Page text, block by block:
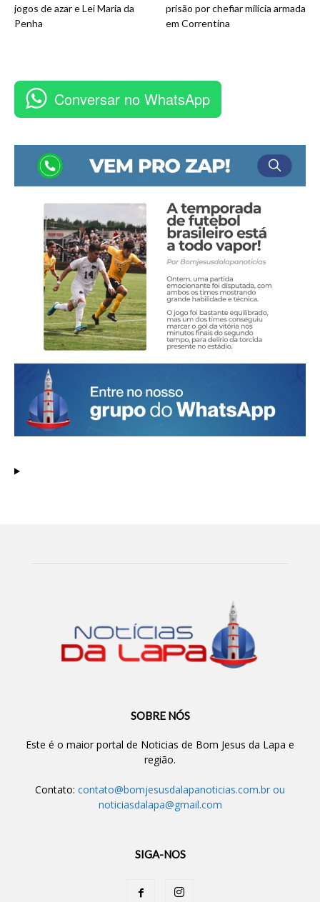
jogos de azar e Lei Maria da
Penha
prisão por chefiar milícia armada
em Correntina
Conversar no WhatsApp
SOBRE NÓS
Este é o maior portal de Noticias de Bom Jesus da Lapa e
região.
Contato: contato@bomjesusdalapanoticias.com.br ou
noticiasdalapa@gmail.com
SIGA-NOS